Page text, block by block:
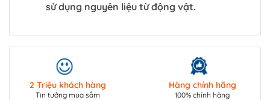
sử dụng nguyên liệu từ động vật.
2 Triệu khách hàng
Tin tưởng mua sắm
Hàng chính hãng
100% chính hãng